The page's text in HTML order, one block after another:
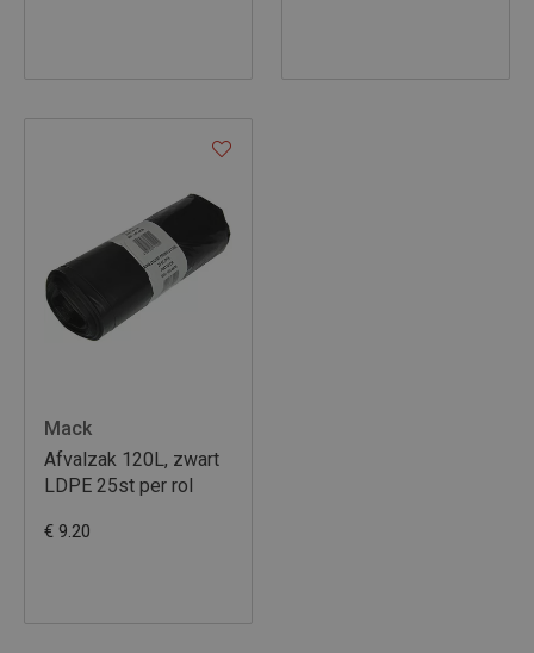
Mack
Afvalzak 120L, zwart
LDPE 25st per rol
€ 9.20